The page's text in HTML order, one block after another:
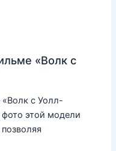
«Волк с
с Уолл-
этой модели